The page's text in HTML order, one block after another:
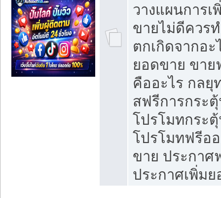
วางแผนการ
ขายไม่ดีควร
ตกเกิดจากอะ
ยอดขาย ขาย
คืออะไร กลยุ
สฟรีการกระ
โปรโมทกระ
โปรโมทฟรีอ
ขาย ประกาศ
ประกาศเพิ่ม